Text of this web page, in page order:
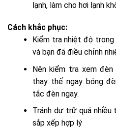
lạnh, làm cho hơi lạnh
Cách khắc phục:
Kiểm tra nhiệt độ
và bạn đã điều chỉnh
Nên kiểm tra xem
thay thế ngay bóng
tắc đèn ngay.
Tránh dự trữ quá
sắp xếp hợp lý